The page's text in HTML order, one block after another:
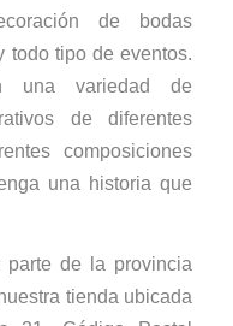
de bodas
todo tipo de eventos.
una variedad de
de diferentes
composiciones
una historia que
parte de la provincia
tienda ubicada